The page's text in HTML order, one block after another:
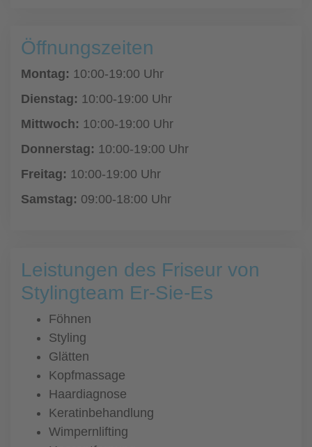
Öffnungszeiten
Montag: 10:00-19:00 Uhr
Dienstag: 10:00-19:00 Uhr
Mittwoch: 10:00-19:00 Uhr
Donnerstag: 10:00-19:00 Uhr
Freitag: 10:00-19:00 Uhr
Samstag: 09:00-18:00 Uhr
Leistungen des Friseur von
Stylingteam Er-Sie-Es
Föhnen
Styling
Glätten
Kopfmassage
Haardiagnose
Keratinbehandlung
Wimpernlifting